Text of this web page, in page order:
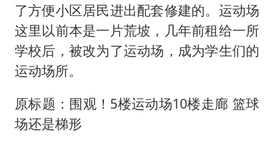
了方便小区居民进出配套修建的。运动场
这里以前本是一片荒坡，几年前租给一所
学校后，被改为了运动场，成为学生们的
运动场所。
原标题：围观！5楼运动场10楼走廊 篮球
场还是梯形